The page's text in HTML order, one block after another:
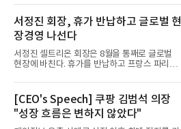
서정진 회장, 휴가 반납하고 글로벌 현
장경영 나선다
서정진 셀트리온 회장은 8월을 통째로 글로벌
현장에 바친다. 휴가를 반납하고 프랑스 파리에
[CEO's Speech] 쿠팡 김범석 의장
"성장 흐름은 변하지 않았다"